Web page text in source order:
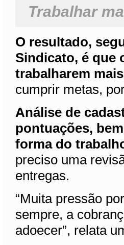
Trabalhar
O resultado,
Sindicato, é que
trabalharem
cumprir metas,
Análise de
pontuações,
forma do
preciso uma
entregas.
“Muita pressão
sempre, a
adoecer”, relata